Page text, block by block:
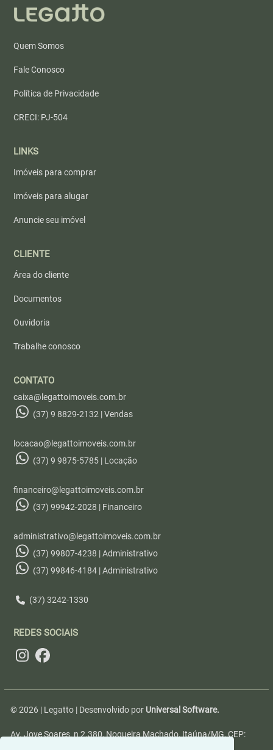
Quem Somos
Fale Conosco
Política de Privacidade
CRECI: PJ-504
LINKS
Imóveis para comprar
Imóveis para alugar
Anuncie seu imóvel
CLIENTE
Área do cliente
Documentos
Ouvidoria
Trabalhe conosco
CONTATO
caixa@legattoimoveis.com.br
(37) 9 8829-2132 | Vendas
locacao@legattoimoveis.com.br
(37) 9 9875-5785 | Locação
financeiro@legattoimoveis.com.br
(37) 99942-2028 | Financeiro
administrativo@legattoimoveis.com.br
(37) 99807-4238 | Administrativo
(37) 99846-4184 | Administrativo
(37) 3242-1330
REDES SOCIAIS
© 2026 | Legatto | Desenvolvido por Universal Software.
Av. Jove Soares, n 2.380, Nogueira Machado, Itaúna/MG, CEP: